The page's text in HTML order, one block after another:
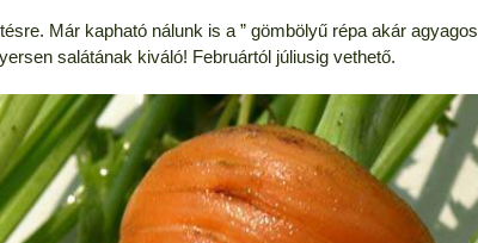
Már kapható nálunk is a ” gömbölyű répa akár agyagos
salátának kiváló! Februártól júliusig vethető.